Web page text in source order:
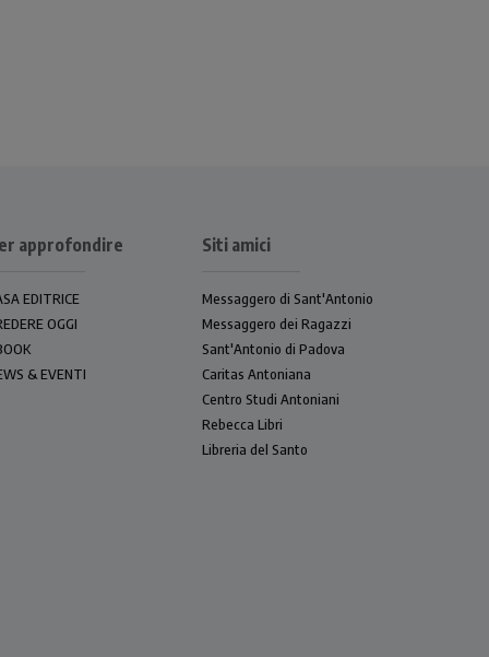
approfondire
EDITRICE
OGGI
& EVENTI
Siti amici
Messaggero di Sant'Antonio
Messaggero dei Ragazzi
Sant'Antonio di Padova
Caritas Antoniana
Centro Studi Antoniani
Rebecca Libri
Libreria del Santo